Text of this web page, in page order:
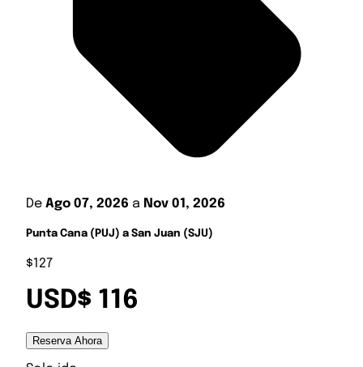
De Ago 07, 2026 a Nov 01, 2026
Punta Cana (PUJ) a San Juan (SJU)
$127
USD$ 116
Reserva Ahora